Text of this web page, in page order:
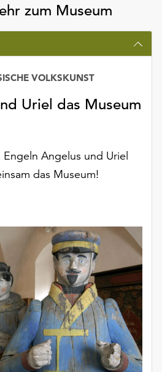
zum Museum
Uriel das Museum
VOLKSKUNST
Angelus und Uriel
das Museum!